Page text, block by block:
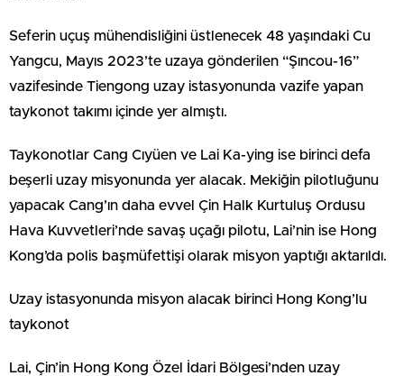
Seferin uçuş mühendisliğini üstlenecek 48 yaşındaki Cu
Yangcu, Mayıs 2023’te uzaya gönderilen “Şıncou-16”
vazifesinde Tiengong uzay istasyonunda vazife yapan
taykonot takımı içinde yer almıştı.
Taykonotlar Cang Cıyüen ve Lai Ka-ying ise birinci defa
beşerli uzay misyonunda yer alacak. Mekiğin pilotluğunu
yapacak Cang’ın daha evvel Çin Halk Kurtuluş Ordusu
Hava Kuvvetleri’nde savaş uçağı pilotu, Lai’nin ise Hong
Kong’da polis başmüfettişi olarak misyon yaptığı aktarıldı.
Uzay istasyonunda misyon alacak birinci Hong Kong’lu
taykonot
Lai, Çin’in Hong Kong Özel İdari Bölgesi’nden uzay